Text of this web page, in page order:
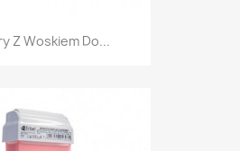
Z Woskiem Do...